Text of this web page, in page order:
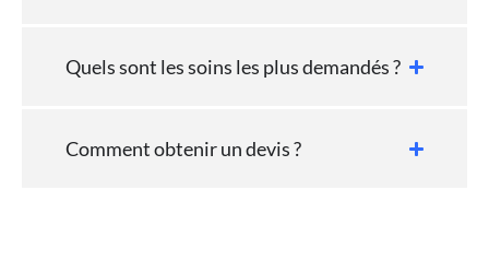
Quels sont les soins les plus demandés ?
Comment obtenir un devis ?